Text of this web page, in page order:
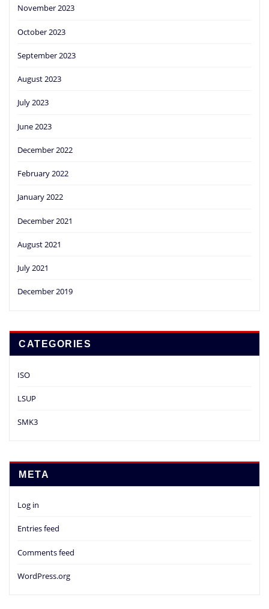
November 2023
October 2023
September 2023
August 2023
July 2023
June 2023
December 2022
February 2022
January 2022
December 2021
August 2021
July 2021
December 2019
CATEGORIES
ISO
LSUP
SMK3
META
Log in
Entries feed
Comments feed
WordPress.org